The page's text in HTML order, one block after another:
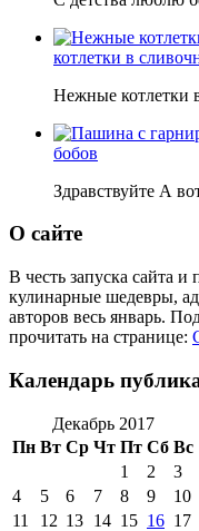
котлетки в
Нежные
бобов
Здравствуйте А
О сайте
В честь запуска сайта
кулинарные шедевры,
авторов весь январь.
прочитать на странице:
Календарь
Декабрь 2017
Пн Вт Ср Чт Пт Сб Вс
1
2
3
4
5 6 7 8 9
10
11
12 13 14 15 16 17